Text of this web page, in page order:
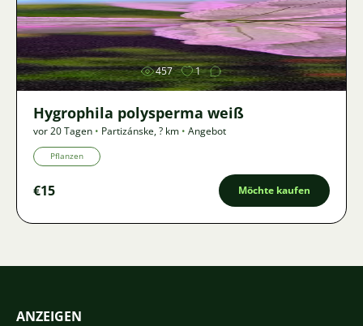
Bild
457 1
Hygrophila polysperma weiß
vor 20 Tagen • Partizánske,? km • Angebot
Pflanzen
€15 Möchte kaufen
ANZEIGEN